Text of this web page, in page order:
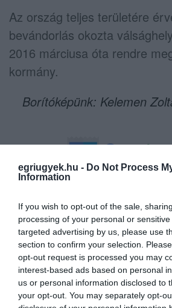
egriugyek.hu - Do Not Process
Information
If you wish to opt-out of the sale,
processing of your personal or
targeted advertising by us, please use
section to confirm your selection.
opt-out request is processed you may
interest-based ads based on personal
us or personal information disclosed to
your opt-out. You may separately opt-
Az ország teljes területére
bevándorlás okozta
2016 márciusa óta rendre
kormány.
Borítóképünk: Kelemen
Ne maradjon le a legfrissebb
VISSZA A FŐOLDALRA